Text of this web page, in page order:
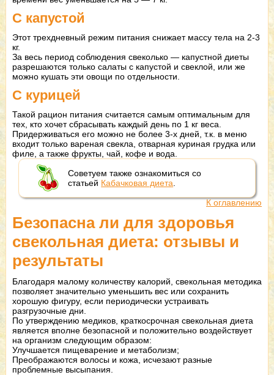
С капустой
Этот трехдневный режим питания снижает массу тела на 2-3
кг.
За весь период соблюдения свеколько — капустной диеты
разрешаются только салаты с капустой и свеклой, или же
можно кушать эти овощи по отдельности.
С курицей
Такой рацион питания считается самым оптимальным для
тех, кто хочет сбрасывать каждый день по 1 кг веса.
Придерживаться его можно не более 3-х дней, т.к. в меню
входит только вареная свекла, отварная куриная грудка или
филе, а также фрукты, чай, кофе и вода.
Советуем также ознакомиться со
статьей Кабачковая диета
К оглавлению
Безопасна ли для здоровья
свекольная диета: отзывы и
результаты
Благодаря малому количеству калорий, свекольная методика
позволяет значительно уменьшить вес или сохранить
хорошую фигуру, если периодически устраивать
разгрузочные дни.
По утверждению медиков, краткосрочная свекольная диета
является вполне безопасной и положительно воздействует
на организм следующим образом:
Улучшается пищеварение и метаболизм;
Преображаются волосы и кожа, исчезают разные
проблемные высыпания.